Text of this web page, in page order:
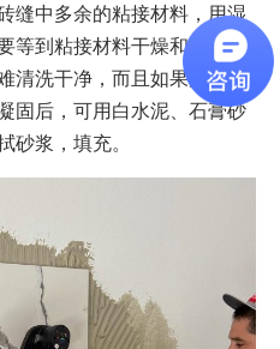
缝中多余的粘接材料，用湿
等到粘接材料干燥和硬化后
清洗干净，而且如果用硬物
固后，可用白水泥、石膏砂
砂浆，填充。